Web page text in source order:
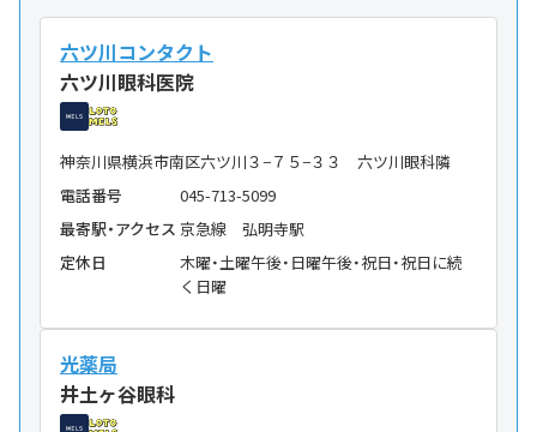
六ツ川コンタクト
六ツ川眼科医院
神奈川県横浜市南区六ツ川３−７５−３３ 六ツ川眼科隣
電話番号
045-713-5099
最寄駅・アクセス 京急線 弘明寺駅
定休日
木曜・土曜午後・日曜午後・祝日・祝日に続
く日曜
光薬局
井土ヶ谷眼科